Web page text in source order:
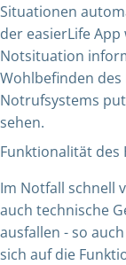
Situationen
der easierLife
Notsituation
Wohlbefinden
Notrufsystems
sehen.
Funktionalität des
Im Notfall schnell
auch technische
ausfallen - so
sich auf die